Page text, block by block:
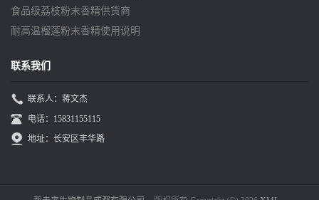
食品级荔枝粉末香精供货商
耐高温榴莲粉末香精使用说明
联系我们
联系人：蒋文杰
电话：15831155115
地址：长安区丰华路